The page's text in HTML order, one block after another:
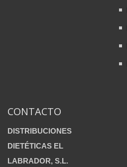
CONTACTO
DISTRIBUCIONES
DIETÉTICAS EL
LABRADOR, S.L.